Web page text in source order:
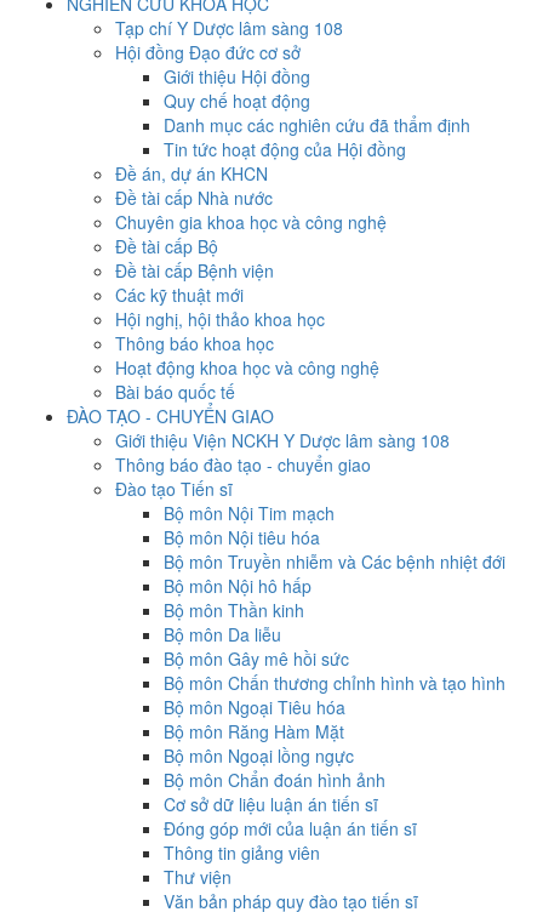
Tạp chí Y Dược lâm sàng 108
Hội đồng Đạo đức cơ sở
Giới thiệu Hội đồng
Quy chế hoạt động
Danh mục các nghiên cứu đã thẩm định
Tin tức hoạt động của Hội đồng
Đề án, dự án KHCN
Đề tài cấp Nhà nước
Chuyên gia khoa học và công nghệ
Đề tài cấp Bộ
Đề tài cấp Bệnh viện
Các kỹ thuật mới
Hội nghị, hội thảo khoa học
Thông báo khoa học
Hoạt động khoa học và công nghệ
Bài báo quốc tế
ĐÀO TẠO - CHUYỂN GIAO
Giới thiệu Viện NCKH Y Dược lâm sàng 108
Thông báo đào tạo - chuyển giao
Đào tạo Tiến sĩ
Bộ môn Nội Tim mạch
Bộ môn Nội tiêu hóa
Bộ môn Truyền nhiễm và Các bệnh nhiệt đới
Bộ môn Nội hô hấp
Bộ môn Thần kinh
Bộ môn Da liễu
Bộ môn Gây mê hồi sức
Bộ môn Chấn thương chỉnh hình và tạo hình
Bộ môn Ngoại Tiêu hóa
Bộ môn Răng Hàm Mặt
Bộ môn Ngoại lồng ngực
Bộ môn Chẩn đoán hình ảnh
Cơ sở dữ liệu luận án tiến sĩ
Đóng góp mới của luận án tiến sĩ
Thông tin giảng viên
Thư viện
Văn bản pháp quy đào tạo tiến sĩ